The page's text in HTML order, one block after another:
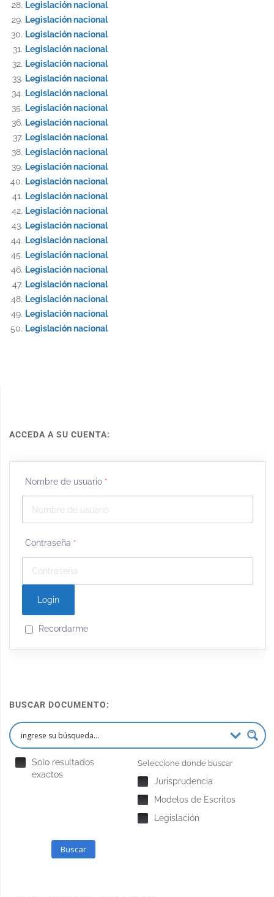
Legislación nacional
Legislación nacional
Legislación nacional
Legislación nacional
Legislación nacional
Legislación nacional
Legislación nacional
Legislación nacional
Legislación nacional
Legislación nacional
Legislación nacional
Legislación nacional
Legislación nacional
Legislación nacional
Legislación nacional
Legislación nacional
Legislación nacional
Legislación nacional
Legislación nacional
Legislación nacional
Legislación nacional
Legislación nacional
Legislación nacional
ACCEDA A SU CUENTA:
Nombre de usuario *
Contraseña *
Recordarme
BUSCAR DOCUMENTO:
Solo resultados
exactos
Seleccione donde buscar
Jurisprudencia
Modelos de Escritos
Legislación
Buscar